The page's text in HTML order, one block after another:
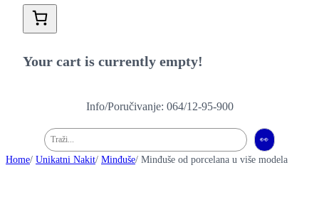
Your cart is currently empty!
Info/Poručivanje: 064/12-95-900
Pretraga 👀
Home/ Unikatni Nakit/ Minđuše/ Minđuše od porcelana u više modela